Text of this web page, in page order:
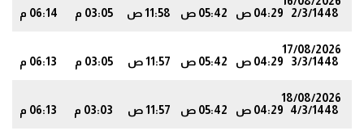
2/3/1448
04:29 ص 05:42 ص 11:58 ص 03:05 م 06:14 م
17/08/2026
3/3/1448
04:29 ص 05:42 ص 11:57 ص 03:05 م 06:13 م
18/08/2026
4/3/1448
04:29 ص 05:42 ص 11:57 ص 03:03 م 06:13 م